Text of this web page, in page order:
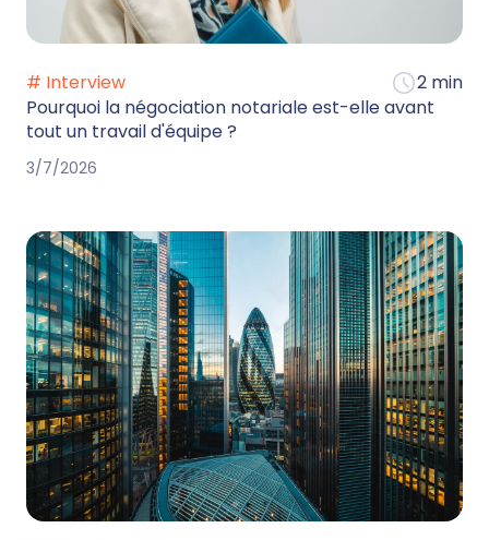
# Interview
2 min
Pourquoi la négociation notariale est-elle avant
tout un travail d'équipe ?
3/7/2026